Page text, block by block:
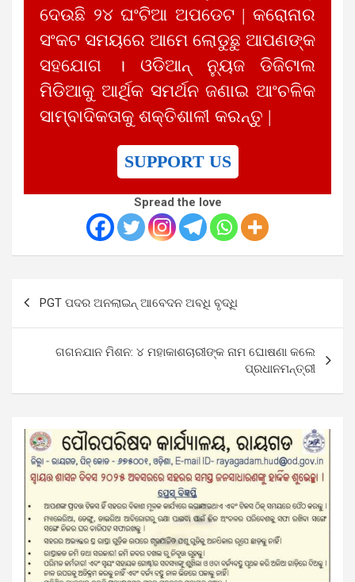
ଦେଉଛି ୨୪ ଘଂଟିଆ ଅପଡେଟ | କରୋନାର
ସଂକଟ ସମୟରେ ଆମେ ଲୋଡୁଛୁ ଆପଣଙ୍କ
ସହଯୋଗ । ଓଡିଆନ୍ ନ୍ୟୁଜ ଡିଜିଟାଲ
ମିଡିଆକୁ ଆର୍ଥିକ ସମର୍ଥନ ଜଣାଇ ଆଂଚଳିକ
ସାମ୍ବାଦିକତାକୁ ଶକ୍ତିଶାଳୀ କରନ୍ତୁ |
SUPPORT US
Spread the love
PGT ପଦର ଅନଲାଇନ୍ ଆବେଦନ ଅବଧି ବୃଦ୍ଧି
ଗଗନଯାନ ମିଶନ: ୪ ମହାକାଶଚାରୀଙ୍କ ନାମ ଘୋଷଣା କଲେ
ପ୍ରଧାନମନ୍ତ୍ରୀ